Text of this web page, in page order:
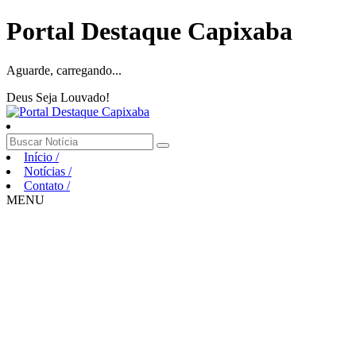
Portal Destaque Capixaba
Aguarde, carregando...
Deus Seja Louvado!
Início /
Notícias /
Contato /
MENU